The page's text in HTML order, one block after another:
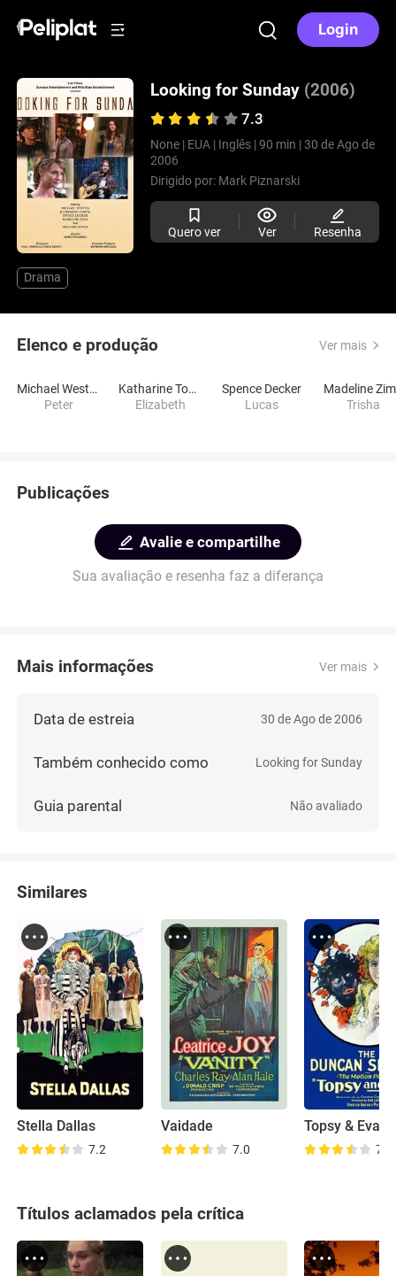
Login
Looking for Sunday (2006)
7.3
None | EUA | Inglês | 90 min | 30 de Ago de
2006
Dirigido por: Mark Piznarski
Quero ver Ver Resenha
Drama
Elenco e produção Ver mais
Michael Weston
Peter
Katharine Towne
Elizabeth
Spence Decker
Lucas
Madeline
Trisha
Publicações
Avalie e compartilhe
Sua avaliação e resenha faz a diferança
Mais informações Ver mais
Data de estreia 30 de Ago de 2006
Também conhecido como Looking for Sunday
Guia parental Não avaliado
Similares
Stella Dallas
7.2
Vaidade
7.0
Topsy & Eva
7.2
Títulos aclamados pela crítica